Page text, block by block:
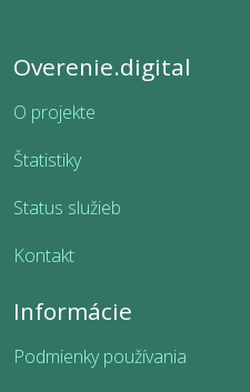
Overenie.digital
O projekte
Štatistiky
Status služieb
Kontakt
Informácie
Podmienky používania